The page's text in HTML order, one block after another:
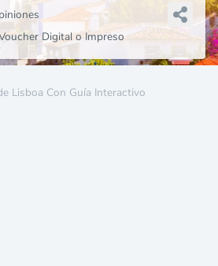
Digital o Impreso
Lisboa Con Guía Interactivo